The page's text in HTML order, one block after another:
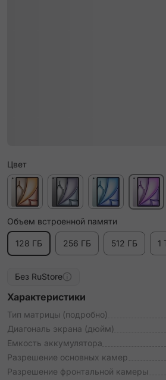
Цвет
Объем встроенной памяти
128 ГБ 256 ГБ 512 ГБ 1
Без RuStore
Характеристики
Тип матрицы (подробно)
Диагональ экрана (дюйм)
Емкость аккумулятора
Разрешение основных камер
Разрешение фронтальной камеры